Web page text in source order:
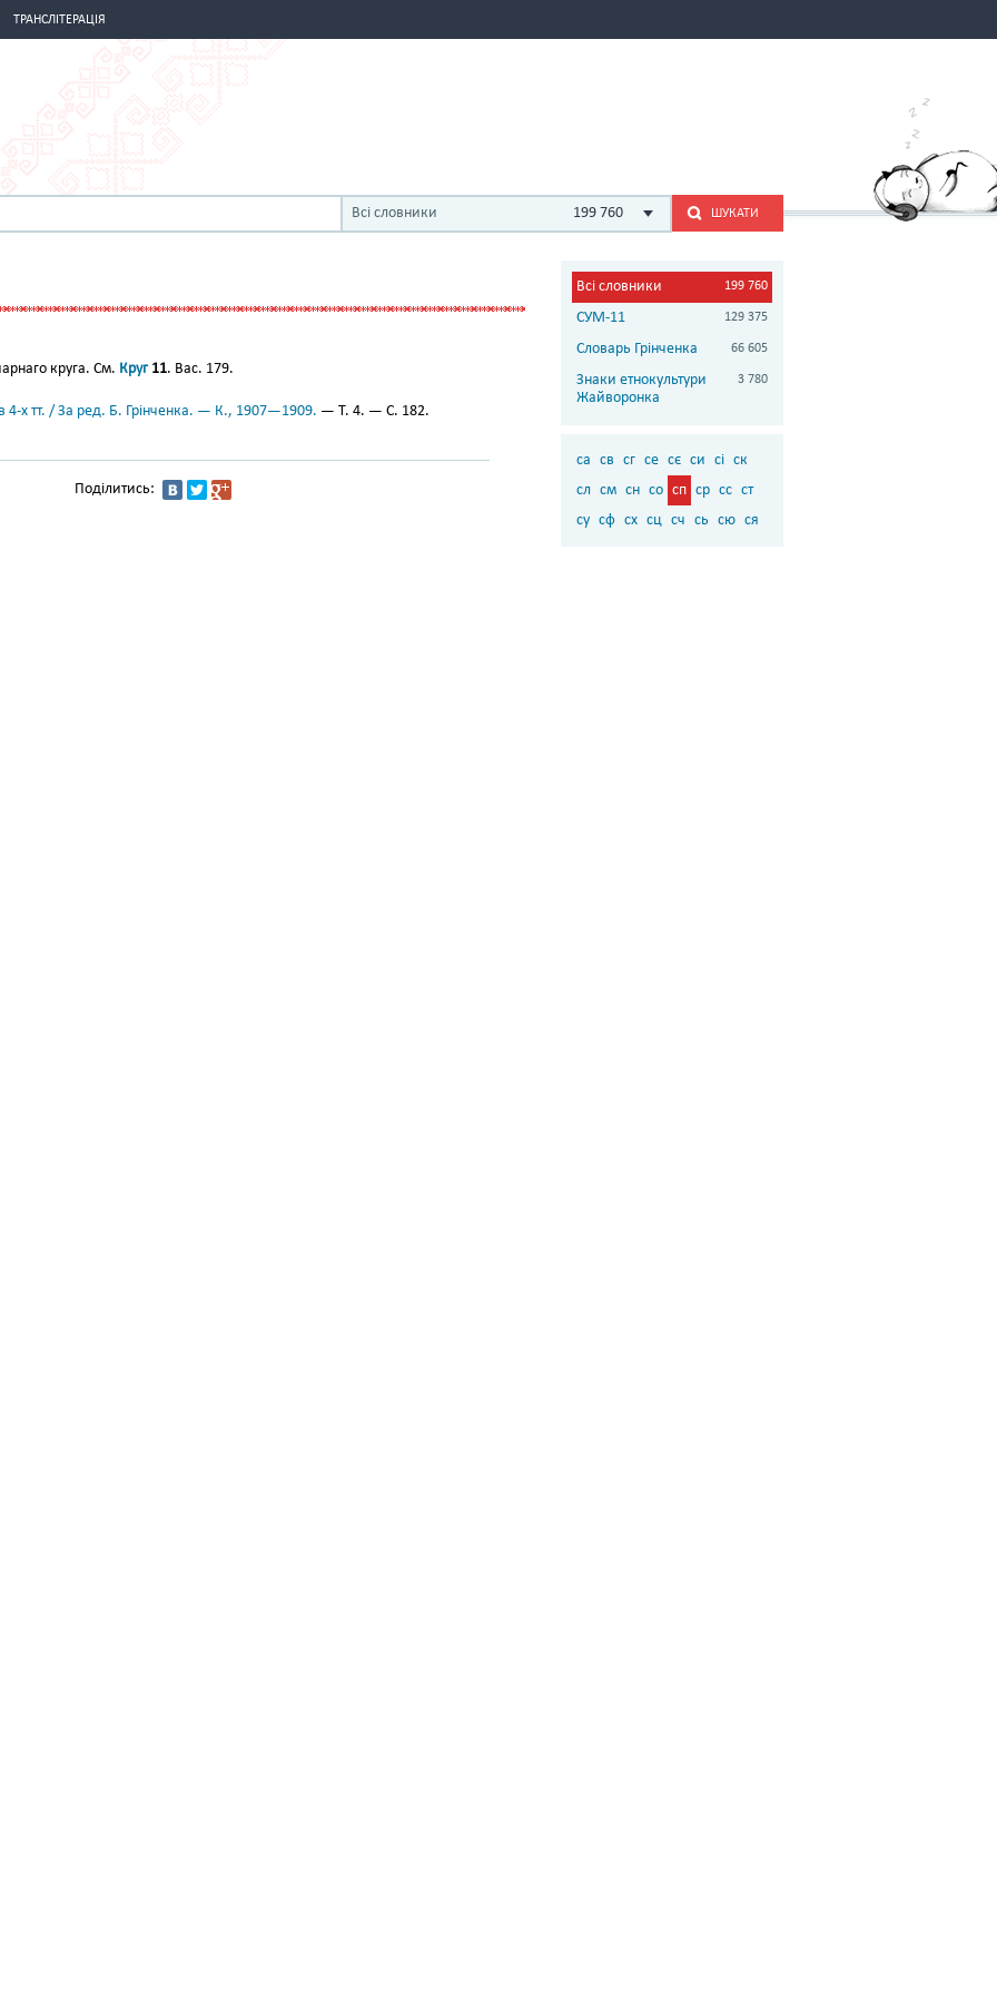
ТРАНСЛІТЕРАЦІЯ
Всі словники 199 760 ШУКАТИ
круга. См. Круг11. Вас. 179.
4-х тт. / За ред. Б. Грінченка. — К., 1907—1909. — Т. 4. — С. 182.
Поділитись:
Всі словники 199 760
СУМ-11 129 375
Словарь Грінченка 66 605
Знаки етнокультури
Жайворонка
3 780
са св сг се сє си сі ск
сл см сн со сп ср сс ст
су сф сх сц сч сь сю ся